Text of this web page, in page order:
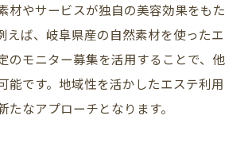
材やサービスが独自の美容効果をもた
えば、岐阜県産の自然素材を使ったエ
のモニター募集を活用することで、他
能です。地域性を活かしたエステ利用
たなアプローチとなります。